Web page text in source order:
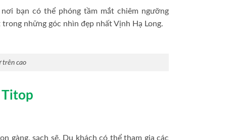
nơi bạn có thể phóng tầm mắt chiêm ngưỡng
những góc nhìn đẹp nhất Vịnh Hạ Long.
trên cao
Titop
gàng, sạch sẽ. Du khách có thể tham gia các